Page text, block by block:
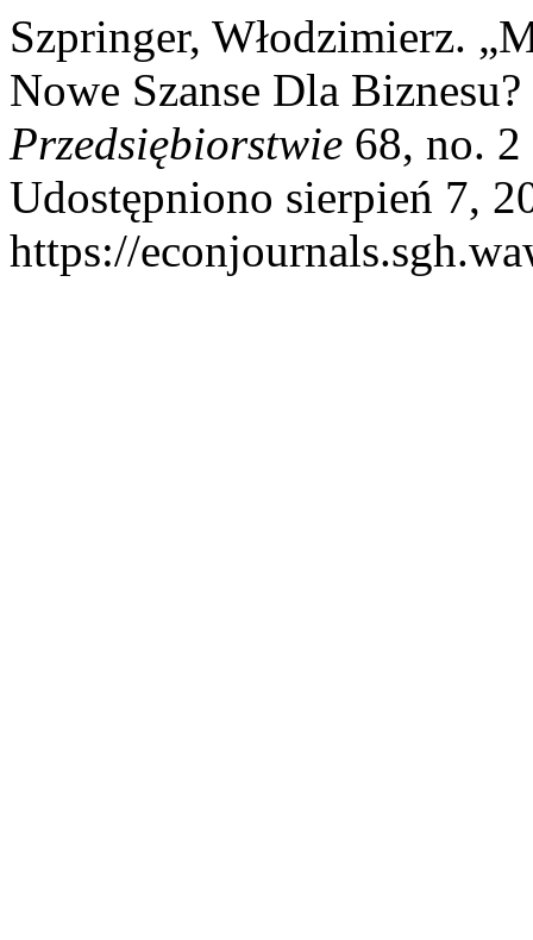
Szpringer, Włodzimierz.
Nowe Szanse Dla
Przedsiębiorstwie 68, no.
Udostępniono sierpień 7,
https://